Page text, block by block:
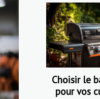
Choisir le
pour vos